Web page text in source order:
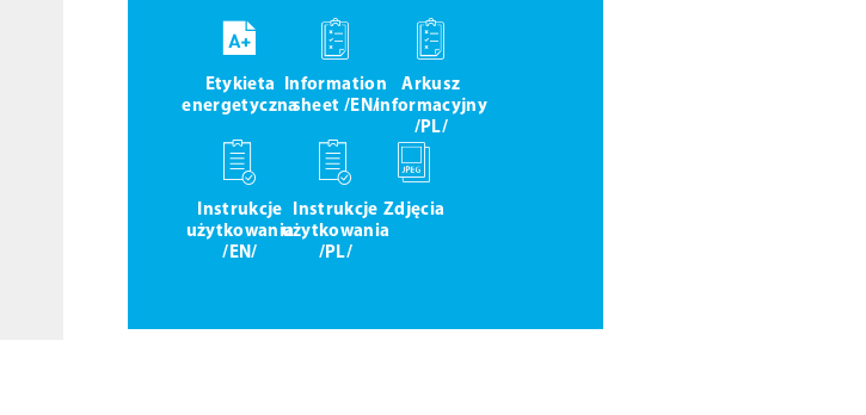
Etykieta
energetyczna
Information
sheet /EN/
Arkusz
informacyjny
/PL/
Instrukcje
użytkowania
/EN/
Instrukcje
użytkowania
/PL/
Zdjęcia